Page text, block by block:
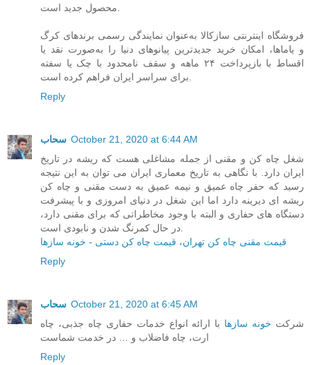
فروشگاه اینترنتی سازکالا به‌عنوان نمایندگی رسمی برندهای کرگ
و یاماها، امکان خرید جدیدترین پیانوهای دنیا را به‌صورت نقد یا
اقساط با بازپرداخت ۲۴ ماهه و سقف نامحدود با چک یا سفته
Reply
سحاب October 21, 2020 at 6:44 AM
شغل چاه کن و مقنی از جمله مشاغلی هست که ریشه در تاریخ
ایران دارد. با نگاهی به تاریخ معماری ایران می توان به این نتیجه
رسید که حفر چاه عمیق و نیمه عمیق به دست مقنی و چاه کن
ریشه ای دیرینه دارد اما این شغل در دنیای امروزی و با پیشرفت
دستگاه های حفاری و البته با وجود مخاطراتی که برای مقنی دارد،
قیمت مقنی چاه کن تهران، قیمت چاه کن دستی - خونه سازها
Reply
سحاب October 21, 2020 at 6:45 AM
شرکت خونه سازها با ارائه انواع خدمات حفاری چاه جذبی، چاه
ارت، چاه فاضلاب و … در خدمت شماست
Reply